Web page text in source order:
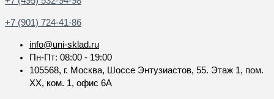
+7 (901) 724-41-86
info@uni-sklad.ru
Пн-Пт: 08:00 - 19:00
105568, г. Москва, Шоссе Энтузиастов, 55. Этаж 1, пом.
XX, ком. 1, офис 6А